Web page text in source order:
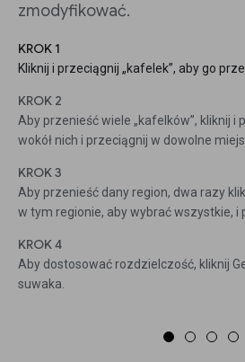
zmodyfikować.
KROK 1
Kliknij i przeciągnij „kafelek”, aby go
KROK 2
Aby przenieść wiele „kafelków”, kliknij i
wokół nich i przeciągnij w dowolne
KROK 3
Aby przenieść dany region, dwa razy
w tym regionie, aby wybrać wszystkie, i
KROK 4
Aby dostosować rozdzielczość, kliknij
suwaka.